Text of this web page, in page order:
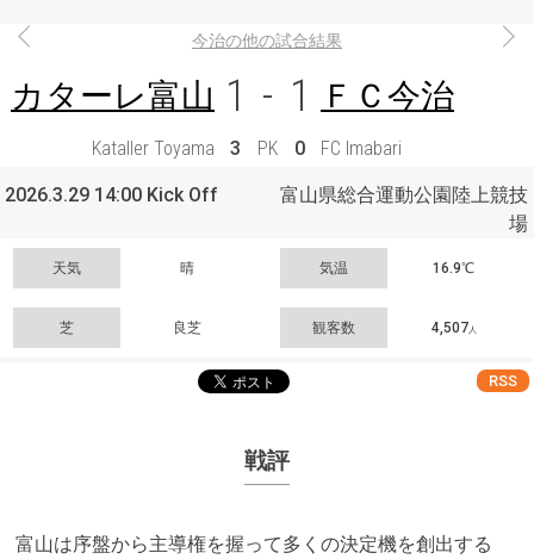
今治の他の試合結果
カターレ富山 1 - 1 ＦＣ今治
Kataller Toyama 3 PK 0 FC Imabari
2026.3.29 14:00 Kick Off
富山県総合運動公園陸上競技
場
天気 晴 気温 16.9℃
芝 良芝 観客数 4,507人
RSS
戦評
富山は序盤から主導権を握って多くの決定機を創出する